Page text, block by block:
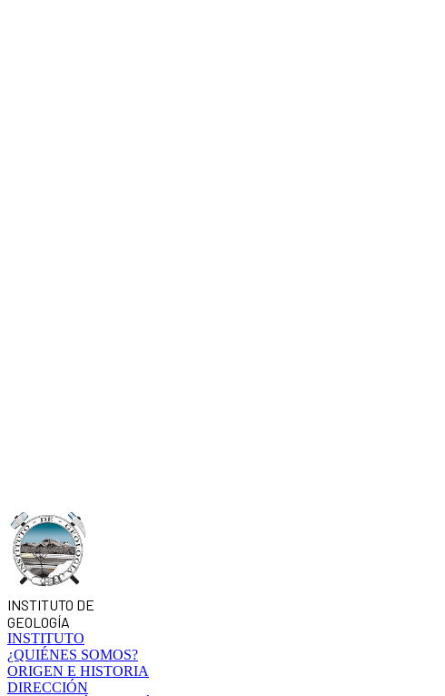
INSTITUTO DE
GEOLOGÍA
INSTITUTO
¿QUIÉNES SOMOS?
ORIGEN E HISTORIA
DIRECCIÓN